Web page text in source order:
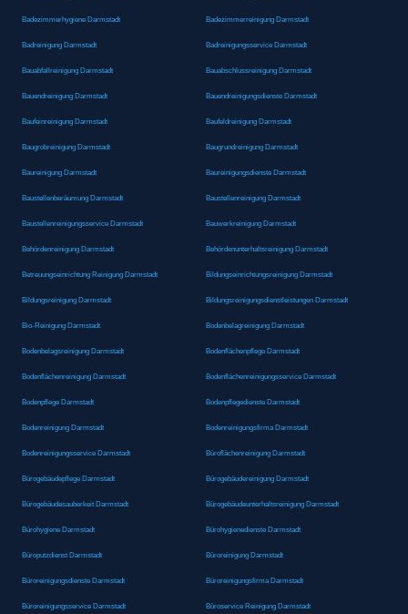
Badezimmerhygiene Darmstadt Badezimmerreinigung Darmstadt
Badreinigung Darmstadt Badreinigungsservice Darmstadt
Bauabfallreinigung Darmstadt Bauabschlussreinigung Darmstadt
Bauendreinigung Darmstadt Bauendreinigungsdienste Darmstadt
Baufeinreinigung Darmstadt Baufeldreinigung Darmstadt
Baugrobreinigung Darmstadt Baugrundreinigung Darmstadt
Baureinigung Darmstadt Baureinigungsdienste Darmstadt
Baustellenberäumung Darmstadt Baustellenreinigung Darmstadt
Baustellenreinigungsservice Darmstadt Bauwerkreinigung Darmstadt
Behördenreinigung Darmstadt Behördenunterhaltsreinigung Darmstadt
Betreuungseinrichtung Reinigung Darmstadt Bildungseinrichtungsreinigung Darmstadt
Bildungsreinigung Darmstadt Bildungsreinigungsdienstleistungen Darmstadt
Bio-Reinigung Darmstadt Bodenbelagreinigung Darmstadt
Bodenbelagsreinigung Darmstadt Bodenflächenpflege Darmstadt
Bodenflächenreinigung Darmstadt Bodenflächenreinigungsservice Darmstadt
Bodenpflege Darmstadt Bodenpflegedienste Darmstadt
Bodenreinigung Darmstadt Bodenreinigungsfirma Darmstadt
Bodenreinigungsservice Darmstadt Büroflächenreinigung Darmstadt
Bürogebäudepflege Darmstadt Bürogebäudereinigung Darmstadt
Bürogebäudesauberkeit Darmstadt Bürogebäudeunterhaltsreinigung Darmstadt
Bürohygiene Darmstadt Bürohygienedienste Darmstadt
Büroputzdienst Darmstadt Büroreinigung Darmstadt
Büroreinigungsdienste Darmstadt Büroreinigungsfirma Darmstadt
Büroreinigungsservice Darmstadt Büroservice Reinigung Darmstadt